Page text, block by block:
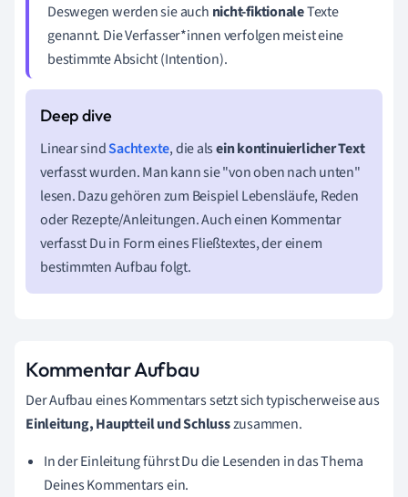
Deswegen werden sie auch nicht-fiktionaleTexte
genannt. Die Verfasser*innen verfolgen meist eine
bestimmte Absicht (Intention).
Linear sindSachtexte, die alsein kontinuierlicher Text
verfasst wurden. Man kann sie "von oben nach unten"
lesen. Dazu gehören zum Beispiel Lebensläufe, Reden
oder Rezepte/Anleitungen. Auch einen Kommentar
verfasst Du in Form eines Fließtextes, der einem
bestimmten Aufbau folgt.
Kommentar Aufbau
Der Aufbau eines Kommentars setzt sich typischerweise aus
Einleitung, Hauptteil und Schlusszusammen.
In der Einleitung führst Du die Lesenden in das Thema
Deines Kommentars ein.